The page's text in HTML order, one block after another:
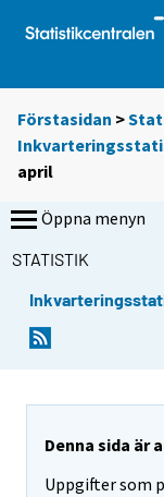
Förstasidan >
april
Öppna menyn
STATISTIK
Denna sida är
Uppgifter som